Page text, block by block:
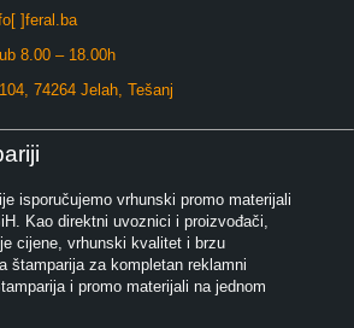
]feral.ba
8.00 – 18.00h
74264 Jelah, Tešanj
isporučujemo vrhunski promo materijali
Kao direktni uvoznici i proizvođači,
cijene, vrhunski kvalitet i brzu
štamparija za kompletan reklamni
i promo materijali na jednom